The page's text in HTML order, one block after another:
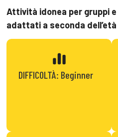
Attività idonea per gruppi
adattati a seconda dell’età
DIFFICOLTÀ: Beginner